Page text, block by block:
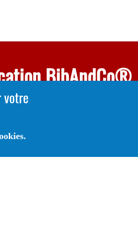
BibAndCo®
Médiathèque avec vous, partout,
votre